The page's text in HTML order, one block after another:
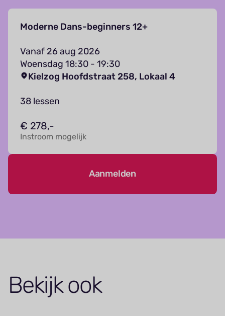
Moderne Dans-beginners 12+
Vanaf 26 aug 2026
Woensdag 18:30 - 19:30
Kielzog Hoofdstraat 258, Lokaal 4
38 lessen
€ 278,-
Instroom mogelijk
Aanmelden
Bekijk ook